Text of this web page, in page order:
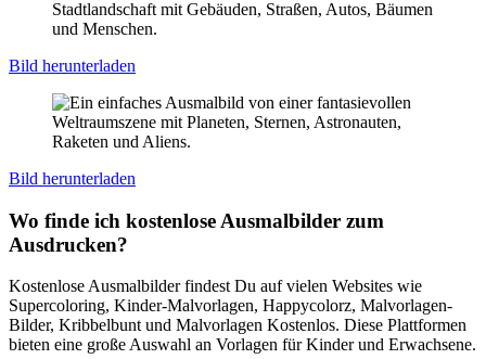
Bild herunterladen
Bild herunterladen
Wo finde ich kostenlose Ausmalbilder zum
Ausdrucken?
Kostenlose Ausmalbilder findest Du auf vielen Websites wie
Supercoloring, Kinder-Malvorlagen, Happycolorz, Malvorlagen-
Bilder, Kribbelbunt und Malvorlagen Kostenlos. Diese Plattformen
bieten eine große Auswahl an Vorlagen für Kinder und Erwachsene.